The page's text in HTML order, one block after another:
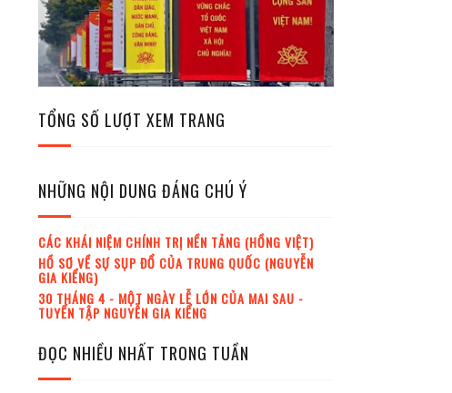
TỔNG SỐ LƯỢT XEM TRANG
NHỮNG NỘI DUNG ĐÁNG CHÚ Ý
CÁC KHÁI NIỆM CHÍNH TRỊ NỀN TẢNG (HỒNG VIỆT)
HỒ SƠ VỀ SỰ SỤP ĐỔ CỦA TRUNG QUỐC (NGUYỄN
GIA KIỂNG)
30 THÁNG 4 - MỘT NGÀY LỄ LỚN CỦA MAI SAU -
TUYỂN TẬP NGUYỄN GIA KIỂNG
ĐỌC NHIỀU NHẤT TRONG TUẦN